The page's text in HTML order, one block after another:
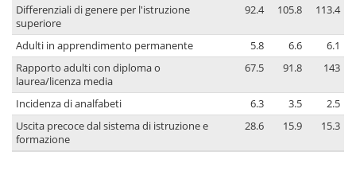
Differenziali di genere per l'istruzione
superiore
92.4 105.8 113.4
Adulti in apprendimento permanente 5.8 6.6
6.1
Rapporto adulti con diploma o
laurea/licenza media
67.5 91.8 143
Incidenza di analfabeti 6.3 3.5
2.5
Uscita precoce dal sistema di istruzione e
formazione
28.6 15.9 15.3